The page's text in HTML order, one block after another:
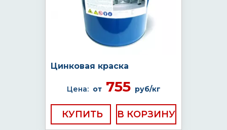
Цинковая краска
Цена: от755 руб/кг
КУПИТЬ